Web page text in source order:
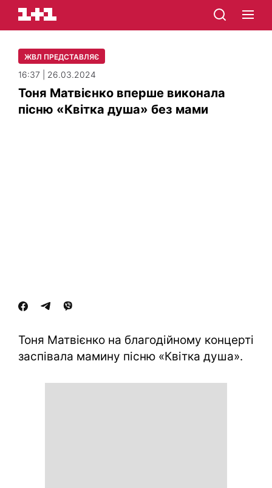
ЖВЛ ПРЕДСТАВЛЯЄ
16:37 | 26.03.2024
Тоня Матвієнко вперше виконала
пісню «Квітка душа» без мами
Тоня Матвієнко на благодійному концерті
заспівала мамину пісню «Квітка душа».